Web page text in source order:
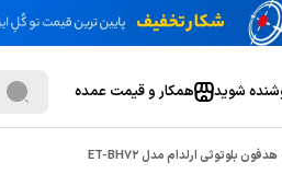
شوید همکار و قیمت عمده
هدفون بلوتوثی ارلدام مدل ET-BH72